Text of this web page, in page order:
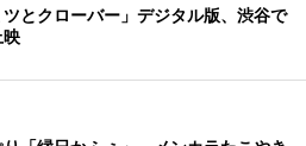
とクローバー」デジタル版、渋谷で
映